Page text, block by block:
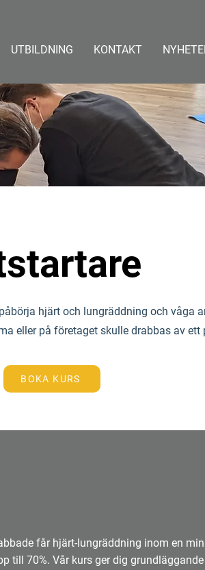
UTBILDNING KONTAKT
hjärt och lungräddning och våga
eller på företaget skulle drabbas av ett
BOKA KURS
får hjärt-lungräddning inom en
till 70%. Vår kurs ger dig